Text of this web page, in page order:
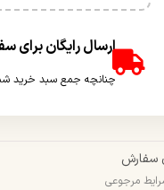
ارسال رایگان برای سفارش های بالای 2
چنانچه جمع سبد خرید شما بالای 2 میلیون و 500 هزار تومان شود هزینه پست برای شما به
سفارش
مرجوعی